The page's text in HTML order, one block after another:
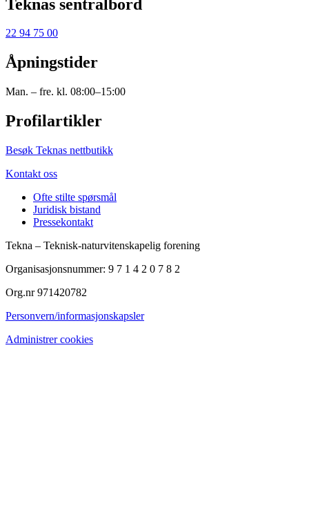
Teknas sentralbord
22 94 75 00
Åpningstider
Man. – fre. kl. 08:00–15:00
Profilartikler
Besøk Teknas nettbutikk
Kontakt oss
Ofte stilte spørsmål
Juridisk bistand
Pressekontakt
Tekna – Teknisk-naturvitenskapelig forening
Organisasjonsnummer: 9 7 1 4 2 0 7 8 2
Org.nr 971420782
Personvern/informasjonskapsler
Administrer cookies